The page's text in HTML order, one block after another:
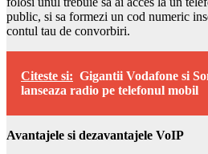
public, si sa formezi un cod numeric
contul tau de convorbiri.
Citeste si: Gigantii Vodafone si
lanseaza radio pe telefonul mobil
Avantajele si dezavantajele VoIP